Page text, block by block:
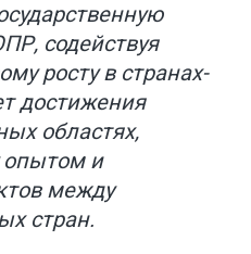
содействуя
росту в странах-
достижения
областях,
опытом и
между
стран.